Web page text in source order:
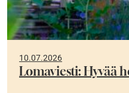
10.07.2026
Lomaviesti: Hyvää